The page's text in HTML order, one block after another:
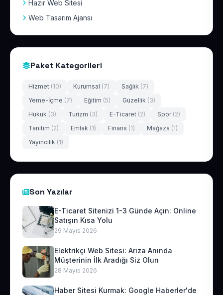
Hazır Web Sitesi
Web Tasarım Ajansı
Paket Kategorileri
Hizmet (10) Kurumsal (7) Sağlık (7)
Yeme-İçme (7) Eğitim (5) Güzellik (3)
Hukuk (3) Turizm (3) E-Ticaret (2) Spor (2)
Tanıtım (2) Emlak (1) Finans (1) Mağaza (1)
Yayıncılık (1)
Son Yazılar
E-Ticaret Sitenizi 1-3 Günde Açın: Online
Satışın Kısa Yolu
29 Mayıs 2026
Elektrikçi Web Sitesi: Arıza Anında
Müşterinin İlk Aradığı Siz Olun
28 Mayıs 2026
Haber Sitesi Kurmak: Google Haberler'de